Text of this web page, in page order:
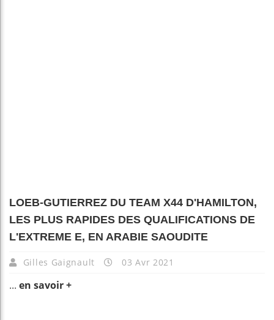
LOEB-GUTIERREZ DU TEAM X44 D'HAMILTON,
LES PLUS RAPIDES DES QUALIFICATIONS DE
L'EXTREME E, EN ARABIE SAOUDITE
Gilles Gaignault 03 Avr 2021
... en savoir +